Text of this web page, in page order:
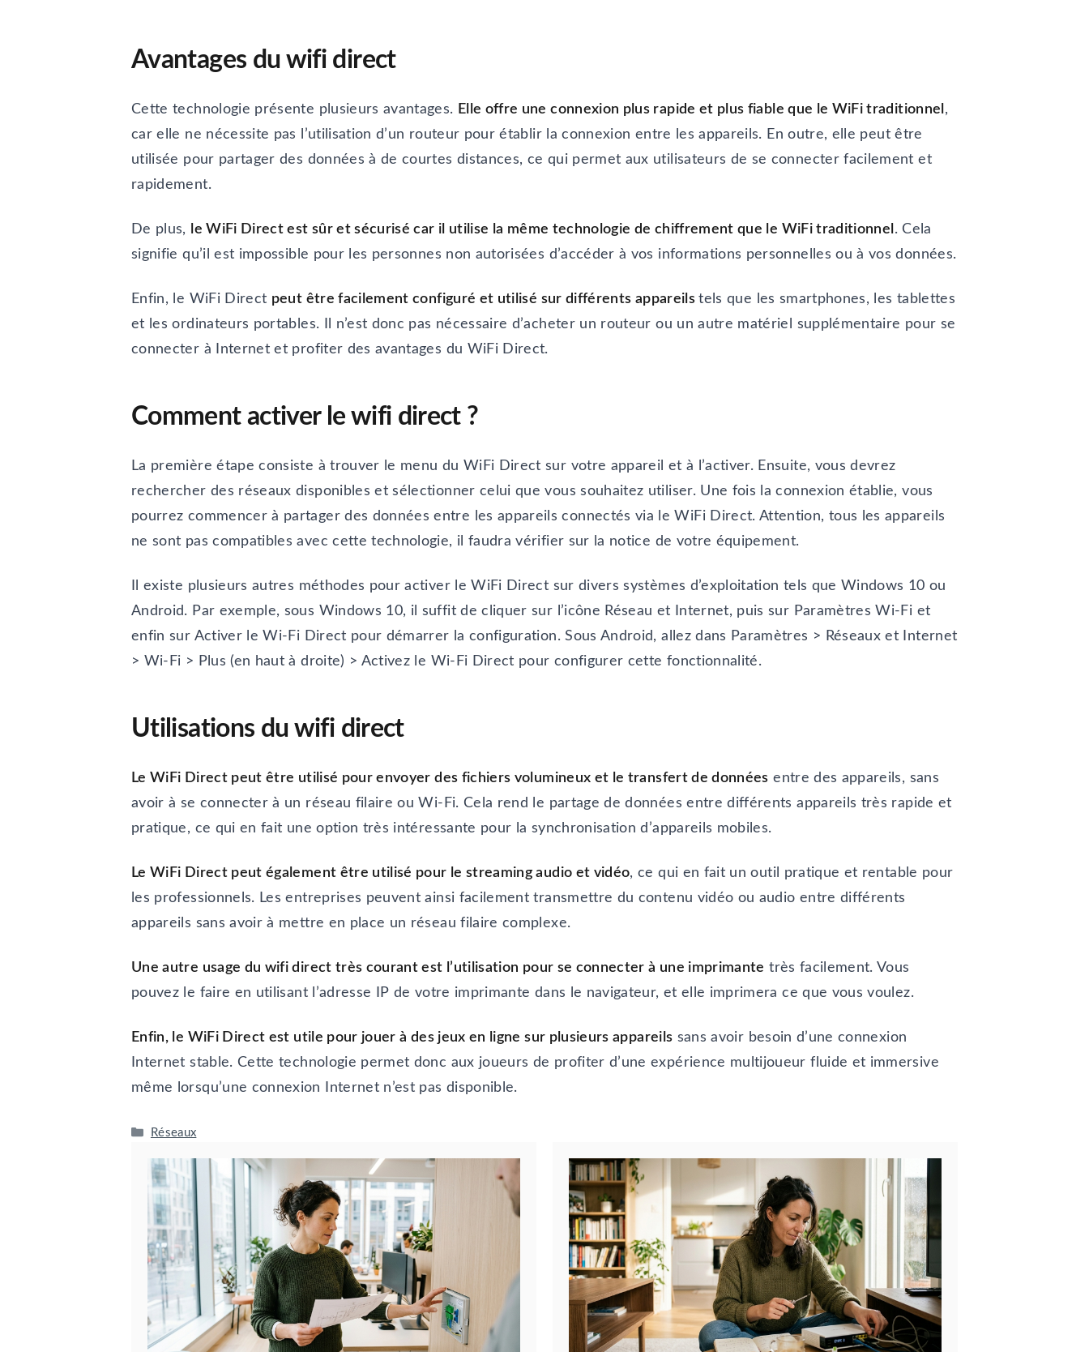
Avantages du wifi direct
Cette technologie présente plusieurs avantages. Elle offre une connexion plus rapide et plus fiable que le WiFi traditionnel ,
car elle ne nécessite pas l’utilisation d’un routeur pour établir la connexion entre les appareils. En outre, elle peut être
utilisée pour partager des données à de courtes distances, ce qui permet aux utilisateurs de se connecter facilement et
rapidement.
De plus, le WiFi Direct est sûr et sécurisé car il utilise la même technologie de chiffrement que le WiFi traditionnel . Cela
signifie qu’il est impossible pour les personnes non autorisées d’accéder à vos informations personnelles ou à vos données.
Enfin, le WiFi Direct peut être facilement configuré et utilisé sur différents appareilstels que les smartphones, les tablettes
et les ordinateurs portables. Il n’est donc pas nécessaire d’acheter un routeur ou un autre matériel supplémentaire pour se
connecter à Internet et profiter des avantages du WiFi Direct.
Comment activer le wifi direct ?
La première étape consiste à trouver le menu du WiFi Direct sur votre appareil et à l’activer. Ensuite, vous devrez
rechercher des réseaux disponibles et sélectionner celui que vous souhaitez utiliser. Une fois la connexion établie, vous
pourrez commencer à partager des données entre les appareils connectés via le WiFi Direct. Attention, tous les appareils
ne sont pas compatibles avec cette technologie, il faudra vérifier sur la notice de votre équipement.
Il existe plusieurs autres méthodes pour activer le WiFi Direct sur divers systèmes d’exploitation tels que Windows 10 ou
Android. Par exemple, sous Windows 10, il suffit de cliquer sur l’icône Réseau et Internet, puis sur Paramètres Wi-Fi et
enfin sur Activer le Wi-Fi Direct pour démarrer la configuration. Sous Android, allez dans Paramètres > Réseaux et Internet
> Wi-Fi > Plus (en haut à droite) > Activez le Wi-Fi Direct pour configurer cette fonctionnalité.
Utilisations du wifi direct
Le WiFi Direct peut être utilisé pour envoyer des fichiers volumineux et le transfert de données entre des appareils, sans
avoir à se connecter à un réseau filaire ou Wi-Fi. Cela rend le partage de données entre différents appareils très rapide et
pratique, ce qui en fait une option très intéressante pour la synchronisation d’appareils mobiles.
Le WiFi Direct peut également être utilisé pour le streaming audio et vidéo, ce qui en fait un outil pratique et rentable pour
les professionnels. Les entreprises peuvent ainsi facilement transmettre du contenu vidéo ou audio entre différents
appareils sans avoir à mettre en place un réseau filaire complexe.
Une autre usage du wifi direct très courant est l’utilisation pour se connecter à une imprimante très facilement. Vous
pouvez le faire en utilisant l’adresse IP de votre imprimante dans le navigateur, et elle imprimera ce que vous voulez.
Enfin, le WiFi Direct est utile pour jouer à des jeux en ligne sur plusieurs appareils sans avoir besoin d’une connexion
Internet stable. Cette technologie permet donc aux joueurs de profiter d’une expérience multijoueur fluide et immersive
même lorsqu’une connexion Internet n’est pas disponible.
Catégories
Réseaux